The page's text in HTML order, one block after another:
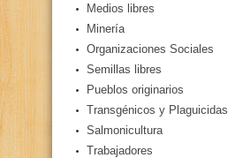
Medios libres
Minería
Organizaciones Sociales
Semillas libres
Pueblos originarios
Transgénicos y Plaguicidas
Salmonicultura
Trabajadores